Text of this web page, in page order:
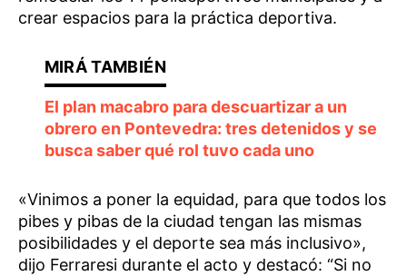
crear espacios para la práctica deportiva.
El plan macabro para descuartizar a un
obrero en Pontevedra: tres detenidos y se
busca saber qué rol tuvo cada uno
«Vinimos a poner la equidad, para que todos los
pibes y pibas de la ciudad tengan las mismas
posibilidades y el deporte sea más inclusivo»,
dijo Ferraresi durante el acto y destacó: “Si no